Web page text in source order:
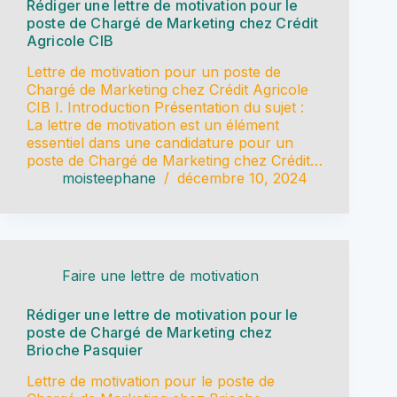
Rédiger une lettre de motivation pour le
poste de Chargé de Marketing chez Crédit
Agricole CIB
Lettre de motivation pour un poste de
Chargé de Marketing chez Crédit Agricole
CIB I. Introduction Présentation du sujet :
La lettre de motivation est un élément
essentiel dans une candidature pour un
poste de Chargé de Marketing chez Crédit…
moisteephane
décembre 10, 2024
Faire une lettre de motivation
Rédiger une lettre de motivation pour le
poste de Chargé de Marketing chez
Brioche Pasquier
Lettre de motivation pour le poste de